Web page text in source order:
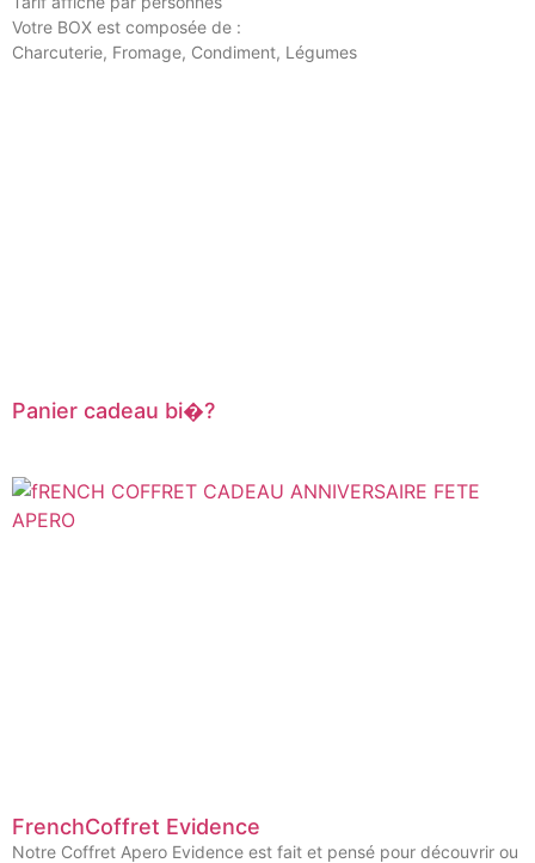
Votre BOX est composée de :
Charcuterie, Fromage, Condiment, Légumes
Panier cadeau bi�?
FrenchCoffret Evidence
Notre Coffret Apero Evidence est fait et pensé pour découvrir ou